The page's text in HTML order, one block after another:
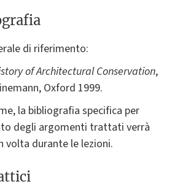
di riferimento:
of Architectural Conservation,
Oxford 1999.
la bibliografia specifica per
degli argomenti trattati verrà
volta durante le lezioni.